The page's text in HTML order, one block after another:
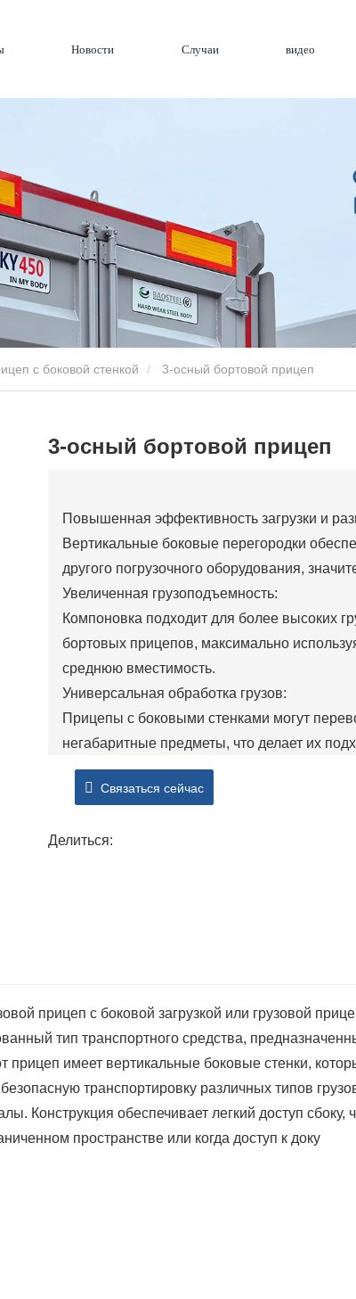
Новости Случаи видео
с боковой стенкой 3-осный бортовой прицеп
3-осный бортовой прицеп
Повышенная эффективность загрузки и
Вертикальные боковые перегородки
другого погрузочного оборудования,
Увеличенная грузоподъемность:
Компоновка подходит для более высоких
бортовых прицепов, максимально
среднюю вместимость.
Универсальная обработка грузов:
Прицепы с боковыми стенками могут
негабаритные предметы, что делает их
строительство, логистика и производство.
Улучшенная безопасность:
снижая угрозу кражи или причинения вреда
точки крепления, усиленные стены или
подходят для конкретных потребностей в
Прочность и долговечность:
Прицепы с боковыми стенками,
суровые условия транспортировки и
для бизнеса.
Экономичное решение:
Связаться сейчас
Делиться:
прицеп с боковой загрузкой или грузовой
тип транспортного средства,
прицеп имеет вертикальные боковые стенки,
транспортировку различных типов
Конструкция обеспечивает легкий доступ сбоку,
пространстве или когда доступ к доку